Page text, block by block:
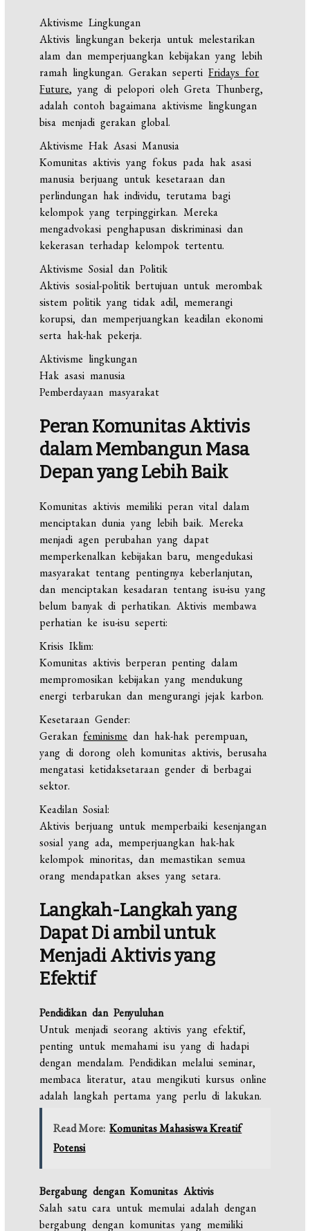
Aktivisme Lingkungan
Aktivis lingkungan bekerja untuk melestarikan
alam dan memperjuangkan kebijakan yang lebih
ramah lingkungan. Gerakan sepertiFridays for
Future, yang di pelopori oleh Greta Thunberg,
adalah contoh bagaimana aktivisme lingkungan
bisa menjadi gerakan global.
Aktivisme Hak Asasi Manusia
Komunitas aktivis yang fokus pada hak asasi
manusia berjuang untuk kesetaraan dan
perlindungan hak individu, terutama bagi
kelompok yang terpinggirkan. Mereka
mengadvokasi penghapusan diskriminasi dan
kekerasan terhadap kelompok tertentu.
Aktivisme Sosial dan Politik
Aktivis sosial-politik bertujuan untuk merombak
sistem politik yang tidak adil, memerangi
korupsi, dan memperjuangkan keadilan ekonomi
serta hak-hak pekerja.
Aktivisme lingkungan
Hak asasi manusia
Pemberdayaan masyarakat
Peran Komunitas Aktivis
dalam Membangun Masa
Depan yang Lebih Baik
Komunitas aktivis memiliki peran vital dalam
menciptakan dunia yang lebih baik. Mereka
menjadi agen perubahan yang dapat
memperkenalkan kebijakan baru, mengedukasi
masyarakat tentang pentingnya keberlanjutan,
dan menciptakan kesadaran tentang isu-isu yang
belum banyak di perhatikan. Aktivis membawa
perhatian ke isu-isu seperti:
Krisis Iklim:
Komunitas aktivis berperan penting dalam
mempromosikan kebijakan yang mendukung
energi terbarukan dan mengurangi jejak karbon.
Kesetaraan Gender:
Gerakanfeminisme dan hak-hak perempuan,
yang di dorong oleh komunitas aktivis, berusaha
mengatasi ketidaksetaraan gender di berbagai
sektor.
Keadilan Sosial:
Aktivis berjuang untuk memperbaiki kesenjangan
sosial yang ada, memperjuangkan hak-hak
kelompok minoritas, dan memastikan semua
orang mendapatkan akses yang setara.
Langkah-Langkah yang
Dapat Di ambil untuk
Menjadi Aktivis yang
Efektif
Pendidikan dan Penyuluhan
Untuk menjadi seorang aktivis yang efektif,
penting untuk memahami isu yang di hadapi
dengan mendalam. Pendidikan melalui seminar,
membaca literatur, atau mengikuti kursus online
adalah langkah pertama yang perlu di lakukan.
Read More: Komunitas Mahasiswa Kreatif
Potensi
Bergabung dengan Komunitas Aktivis
Salah satu cara untuk memulai adalah dengan
bergabung dengan komunitas yang memiliki